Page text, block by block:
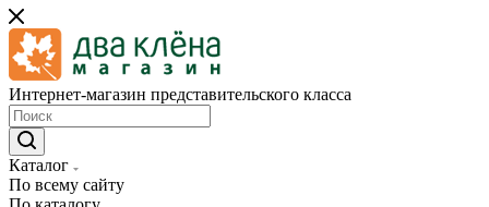
Интернет-магазин представительского класса
Каталог
По всему сайту